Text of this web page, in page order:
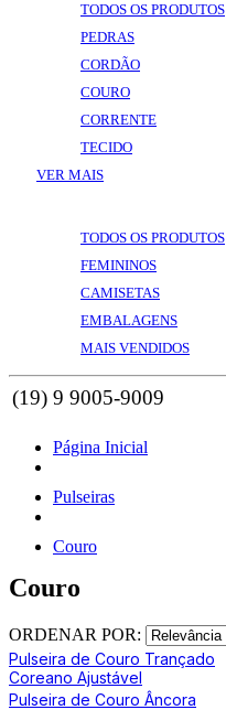
TODOS OS PRODUTOS
PEDRAS
CORDÃO
COURO
CORRENTE
TECIDO
VER MAIS
TODOS OS PRODUTOS
FEMININOS
CAMISETAS
EMBALAGENS
MAIS VENDIDOS
Página Inicial
Pulseiras
Couro
Couro
ORDENAR POR:
Pulseira de Couro Trançado
Coreano Ajustável
Pulseira de Couro Âncora